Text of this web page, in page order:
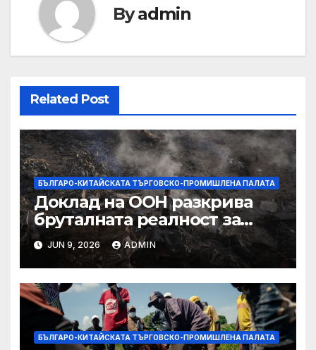
Byadmin
Related Post
БЪЛГАРО-КИТАЙСКАТА ТЪРГОВСКО-ПРОМИШЛЕНА ПАЛАТА
Доклад на ООН разкрива
бруталната реалност за
палестинците в Газа,
Западния бряг
JUN 9, 2026 ADMIN
БЪЛГАРО-КИТАЙСКАТА ТЪРГОВСКО-ПРОМИШЛЕНА ПАЛАТА